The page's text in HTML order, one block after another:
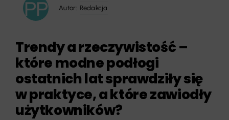
Autor: Redakcja
Trendy a rzeczywistość –
które modne podłogi
ostatnich lat sprawdziły się
w praktyce, a które zawiodły
użytkowników?